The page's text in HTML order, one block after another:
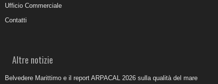
Ufficio Commerciale
Contatti
Altre notizie
Belvedere Marittimo e il report ARPACAL 2026 sulla qualità del mare